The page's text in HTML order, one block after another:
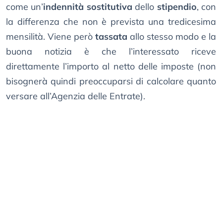
come un’indennità sostitutiva dello stipendio, con
la differenza che non è prevista una tredicesima
mensilità. Viene però tassata allo stesso modo e la
buona notizia è che l’interessato riceve
direttamente l’importo al netto delle imposte (non
bisognerà quindi preoccuparsi di calcolare quanto
versare all’Agenzia delle Entrate).